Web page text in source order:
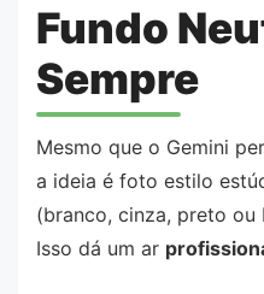
Fundo
Sempre
Mesmo que o Gemini
a ideia é foto estilo
(branco, cinza, preto ou
Isso dá um ar